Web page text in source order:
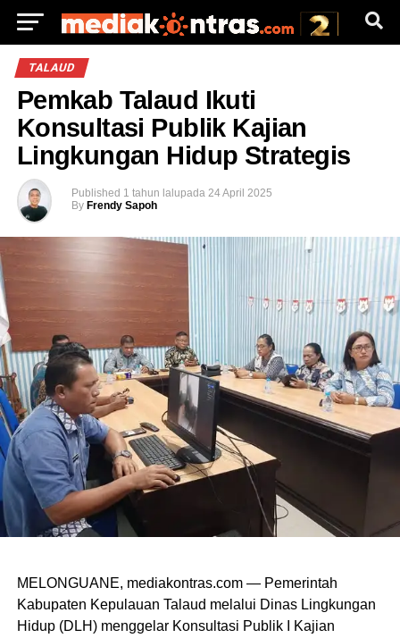
TALAUD
Pemkab Talaud Ikuti
Konsultasi Publik Kajian
Lingkungan Hidup Strategis
Published 1 tahun lalupada 24 April 2025
By Frendy Sapoh
MELONGUANE, mediakontras.com — Pemerintah
Kabupaten Kepulauan Talaud melalui Dinas Lingkungan
Hidup (DLH) menggelar Konsultasi Publik I Kajian